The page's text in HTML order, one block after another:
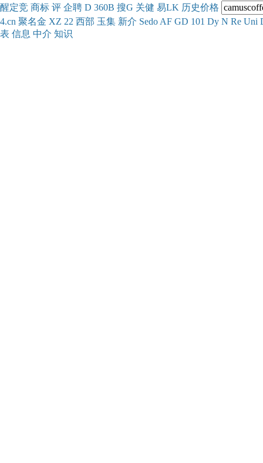
醒定竞 商标 评 企聘 D 360B 搜G 关健 易LK 历史价格
4.cn 聚名金 XZ 22 西部 玉集 新介 Sedo AF GD 101 Dy N Re Uni
表 信息 中介 知识